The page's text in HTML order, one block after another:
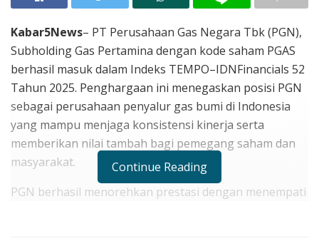
Kabar5News– PT Perusahaan Gas Negara Tbk (PGN),
Subholding Gas Pertamina dengan kode saham PGAS
berhasil masuk dalam Indeks TEMPO–IDNFinancials 52
Tahun 2025. Penghargaan ini menegaskan posisi PGN
sebagai perusahaan penyalur gas bumi di Indonesia
yang mampu menjaga konsistensi kinerja serta
memberikan nilai tambah bagi pemegang saham dan
masyarakat.
PGN berhasil menorehkan prestasi dengan menempati
Continue Reading